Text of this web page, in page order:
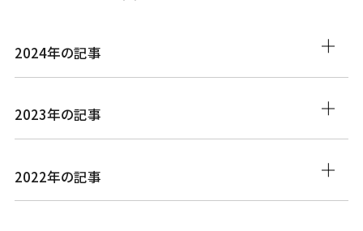
2024年の記事
2023年の記事
2022年の記事